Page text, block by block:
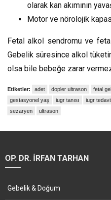
olarak kan akımının
Motor ve nörolojik
Fetal alkol sendromu ve
Gebelik süresince alkol
olsa bile bebeğe zarar
Etiketler: adet dopler ultrason fetal
gestasyonel yaş
iugr tanısı iugr
sezaryen
ultrason
OP. DR. İRFAN TARHAN
Gebelik & Doğum